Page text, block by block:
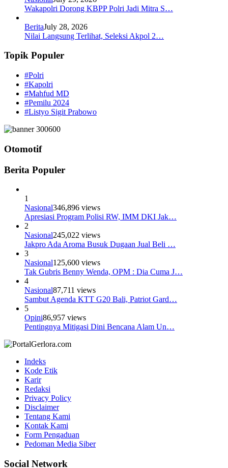
Wakapolri Dorong KBPP Polri Jadi Mitra S…
BeritaJuly 28, 2026
Nilai Langsung Terlihat, Seleksi Akpol 2…
Topik Populer
#Polri
#Kapolri
#Mahfud MD
#Pemilu 2024
#Listyo Sigit Prabowo
Otomotif
Berita Populer
1
Nasional346,896 views
Apresiasi Program Polisi RW, IMM DKI Jak…
2
Nasional245,022 views
Jakpro Ada Aroma Busuk Dugaan Jual Beli …
3
Nasional125,600 views
Tak Gubris Benny Wenda, OPM : Dia Cuma J…
4
Nasional87,711 views
Sambut Agenda KTT G20 Bali, Patriot Gard…
5
Opini86,957 views
Pentingnya Mitigasi Dini Bencana Alam Un…
Indeks
Kode Etik
Karir
Redaksi
Privacy Policy
Disclaimer
Tentang Kami
Kontak Kami
Form Pengaduan
Pedoman Media Siber
Social Network